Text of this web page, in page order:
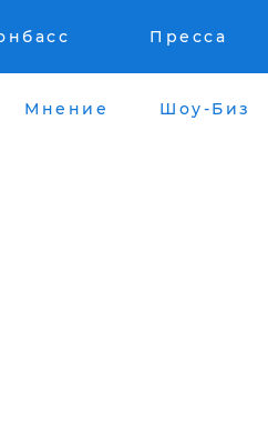
Пресса
Мнение Шоу-Биз